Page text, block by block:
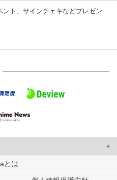
ント、サインチェキなどプレゼン
ザーに合わせたコンテンツや広告の
とは